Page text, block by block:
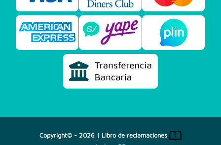
Copyright© - 2026 | Libro de reclamaciones